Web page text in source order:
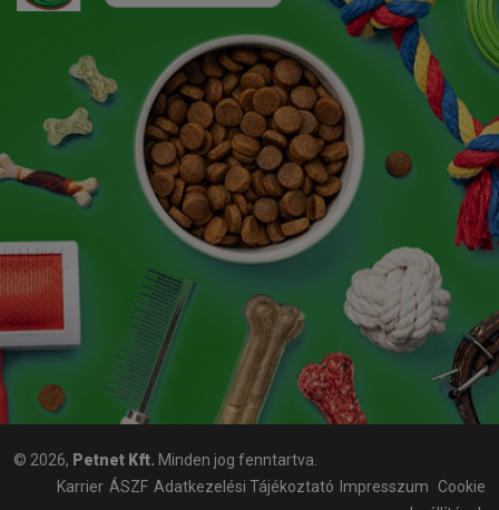
© 2026, Petnet Kft. Minden jog fenntartva.
Karrier ÁSZF Adatkezelési Tájékoztató Impresszum
Cookie